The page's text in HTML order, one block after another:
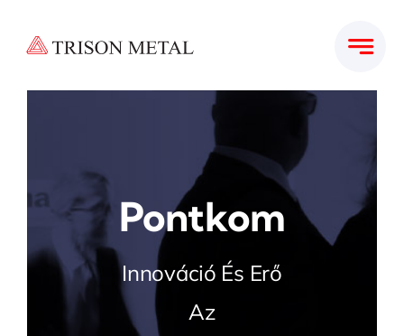
Pontkom
Innováció És Erő
Az